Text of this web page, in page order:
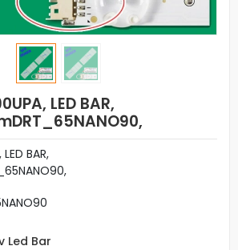
LED BAR,
BAR,
Led Bar